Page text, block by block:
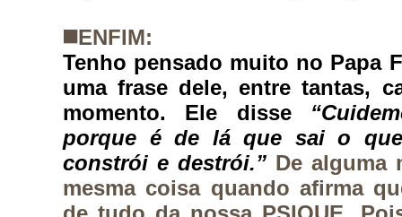
◼️ENFIM:
Tenho pensado muito no Papa
uma frase dele, entre tantas,
momento. Ele disse
porque é de lá que sai o
constrói e destrói.” De alguma
mesma coisa quando afirma